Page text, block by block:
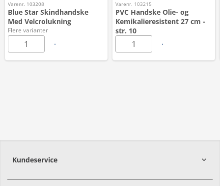
Varenr. 103208
Blue Star Skindhandske
Med Velcrolukning
Flere varianter
Varenr. 103215
PVC Handske Olie- og
Kemikalieresistent 27 cm -
str. 10
Kundeservice